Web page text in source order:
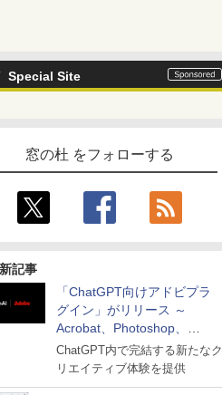
Special Site
窓の杜 をフォローする
記事
「ChatGPT向けアドビプラ
グイン」がリリース ～
Acrobat、Photoshop、
Premiereなどの機能を1つの
プラグインに統合
ChatGPT内で完結する新たなク
リエイティブ体験を提供